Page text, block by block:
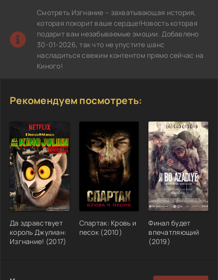
Смотреть Изгнание – захватывающая история,
которая покорит ваше сердце!Новость которая
подарит вам незабываемые эмоции. Добавлено
30-01-2026, так что не упустите шанс
насладиться свежим контентом прямо сейчас на
Киного!
Рекомендуем посмотреть:
Да здравствует
король Джулиан:
Изгнание! (2017)
Спартак: Кровь и
песок (2010)
Финал будет
впечатляющий
(2019)